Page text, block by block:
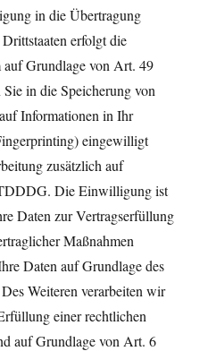
in die Übertragung
erfolgt die
auf Grundlage von Art. 49
in die Speicherung von
Informationen in Ihr
eingewilligt
zusätzlich auf
Die Einwilligung ist
Daten zur Vertragserfüllung
Maßnahmen
Daten auf Grundlage des
Weiteren verarbeiten wir
einer rechtlichen
auf Grundlage von Art. 6